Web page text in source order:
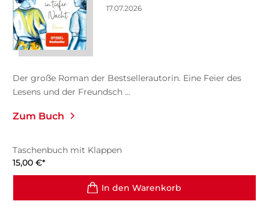
17.07.2026
Der große Roman der Bestsellerautorin. Eine Feier des
Lesens und der Freundsch ...
Zum Buch
Taschenbuch mit Klappen
15,00 €*
In den Warenkorb